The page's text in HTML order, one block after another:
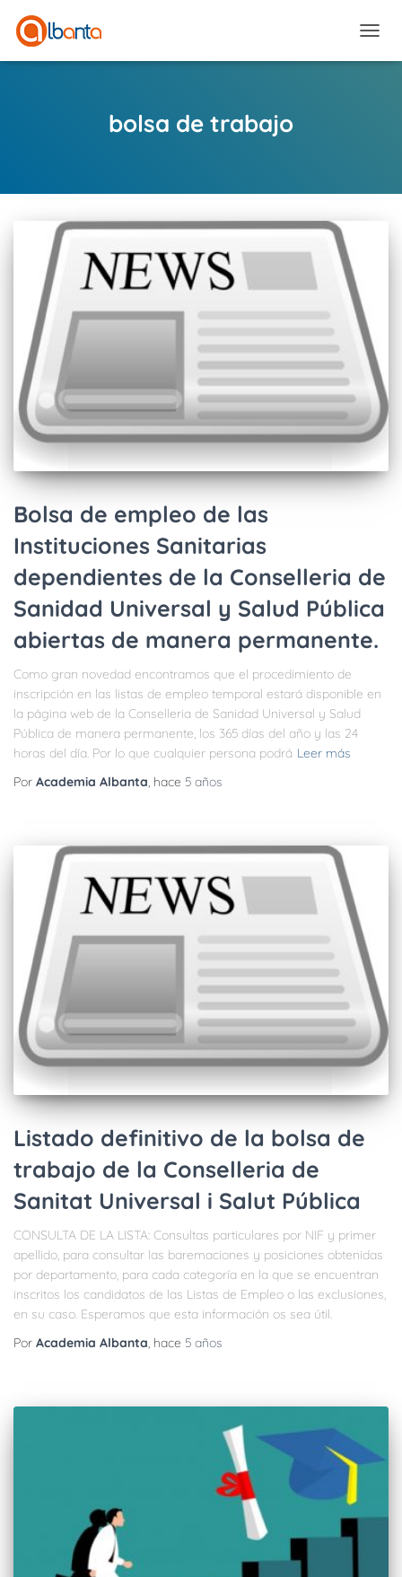
bolsa de trabajo
Bolsa de empleo de las
Instituciones Sanitarias
dependientes de la Conselleria de
Sanidad Universal y Salud Pública
abiertas de manera permanente.
Como gran novedad encontramos que el procedimiento de
inscripción en las listas de empleo temporal estará disponible en
la página web de la Conselleria de Sanidad Universal y Salud
Pública de manera permanente, los 365 días del año y las 24
horas del día. Por lo que cualquier persona podrá Leer más
Por Academia Albanta, hace 5 años
Listado definitivo de la bolsa de
trabajo de la Conselleria de
Sanitat Universal i Salut Pública
CONSULTA DE LA LISTA: Consultas particulares por NIF y primer
apellido, para consultar las baremaciones y posiciones obtenidas
por departamento, para cada categoría en la que se encuentran
inscritos los candidatos de las Listas de Empleo o las exclusiones,
en su caso. Esperamos que esta información os sea útil.
Por Academia Albanta, hace 5 años